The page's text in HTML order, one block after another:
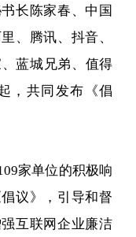
长陈家春、中国
、腾讯、抖音、
蓝城兄弟、值得
，共同发布《倡
家单位的积极响
议》，引导和督
互联网企业廉洁